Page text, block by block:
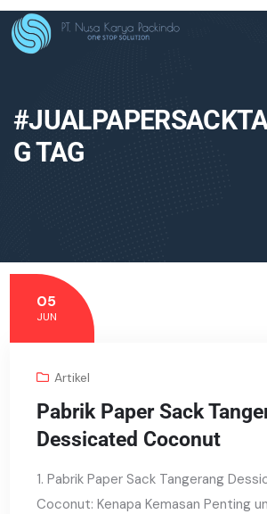
G TAG
05
JUN
Artikel
Pabrik Paper Sack
Dessicated Coconut
1. Pabrik Paper Sack Tangerang
Coconut: Kenapa Kemasan Penting